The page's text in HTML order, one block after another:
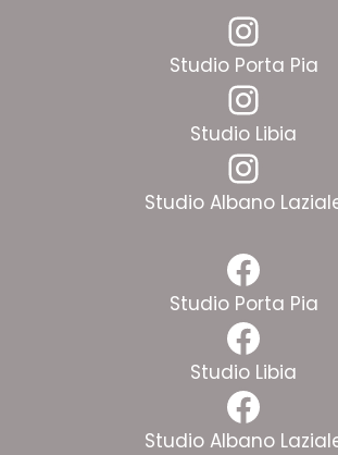
Studio Porta Pia
Studio Libia
Studio Albano
Studio Porta Pia
Studio Libia
Studio Albano